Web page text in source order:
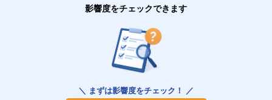
影響度をチェックできます
＼ まずは影響度をチェック！ ／